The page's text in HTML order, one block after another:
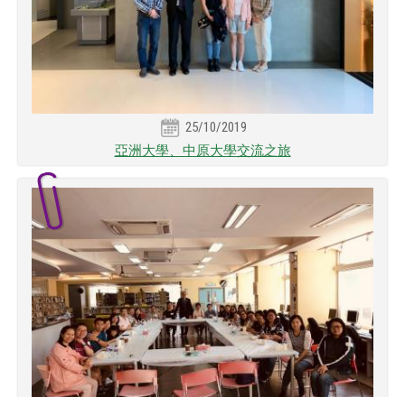
25/10/2019
亞洲大學、中原大學交流之旅